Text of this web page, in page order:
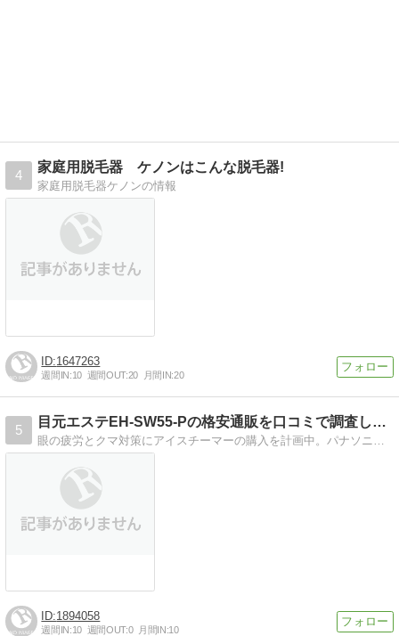
4
家庭用脱毛器 ケノンはこんな脱毛器!
家庭用脱毛器ケノンの情報
1647263
週間IN:10 週間OUT:20 月間IN:20
5
目元エステEH-SW55-Pの格安通販を口コミで調査してみ…
眼の疲労とクマ対策にアイスチーマーの購入を計画中。パナソニックの目元エステEH-SW55-Pを第一候補にいろいろ探していますが価格や口コミを納得いくまで調べて…
1894058
週間IN:10 週間OUT:0 月間IN:10